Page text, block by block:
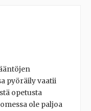
pyöräily vaatii
opetusta
ole paljoa